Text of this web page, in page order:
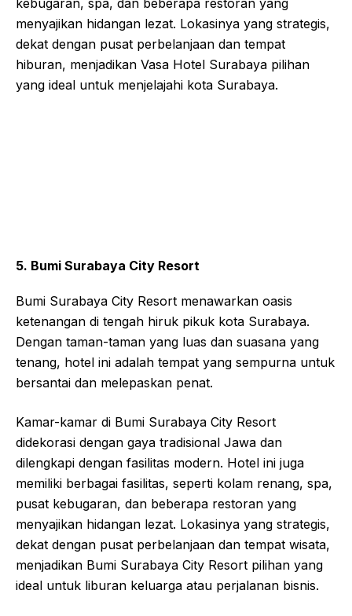
kebugaran, spa, dan beberapa restoran yang
menyajikan hidangan lezat. Lokasinya yang strategis,
dekat dengan pusat perbelanjaan dan tempat
hiburan, menjadikan Vasa Hotel Surabaya pilihan
yang ideal untuk menjelajahi kota Surabaya.
5. Bumi Surabaya City Resort
Bumi Surabaya City Resort menawarkan oasis
ketenangan di tengah hiruk pikuk kota Surabaya.
Dengan taman-taman yang luas dan suasana yang
tenang, hotel ini adalah tempat yang sempurna untuk
bersantai dan melepaskan penat.